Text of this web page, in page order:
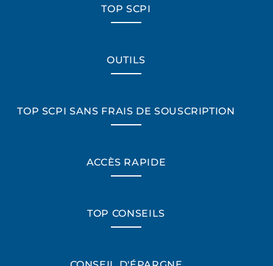
TOP SCPI
OUTILS
TOP SCPI SANS FRAIS DE SOUSCRIPTION
ACCÈS RAPIDE
TOP CONSEILS